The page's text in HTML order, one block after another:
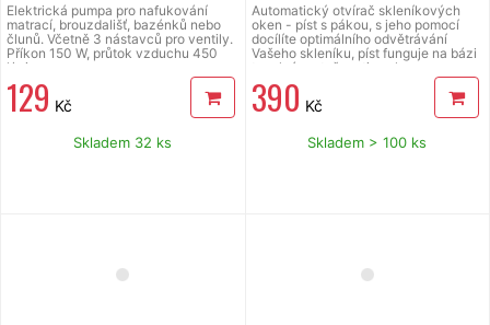
Elektrická pumpa pro nafukování
matrací, brouzdališť, bazénků nebo
člunů. Včetně 3 nástavců pro ventily.
Příkon 150 W, průtok vzduchu 450
l/min.
129 Kč
Skladem 32 ks
Automatický otvírač skleníkových
oken - píst s pákou, s jeho pomocí
docílíte optimálního odvětrávání
Vašeho skleníku, píst funguje na bázi
tepelné roztažnosti vosku, se
zvyšující se teplotou ve skleníku
posunuje pákou a otvírá okno,
zabraňuje přehřátí skleníku v parném
otvírání lze seřídit v rozmezí teplot
15°C až 23°C *, max. zatížení otvírače
390 Kč
Skladem > 100 ks